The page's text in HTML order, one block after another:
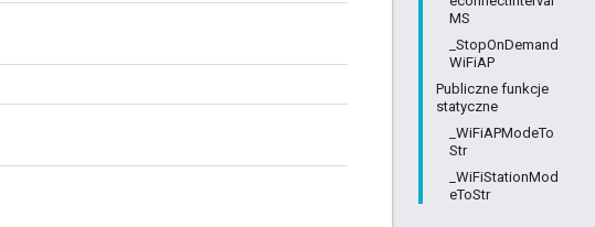
MS
_StopOnDemand
WiFiAP
Publiczne funkcje
statyczne
_WiFiAPModeTo
Str
_WiFiStationMod
eToStr